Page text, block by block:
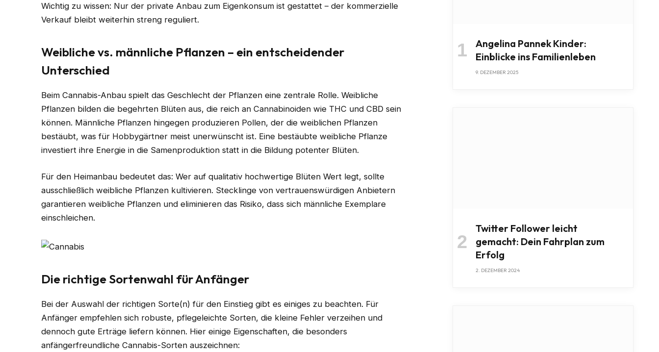
Wichtig zu wissen: Nur der private Anbau zum Eigenkonsum ist gestattet – der kommerzielle
Verkauf bleibt weiterhin streng reguliert.
Weibliche vs. männliche Pflanzen – ein entscheidender
Unterschied
Beim Cannabis-Anbau spielt das Geschlecht der Pflanzen eine zentrale Rolle. Weibliche
Pflanzen bilden die begehrten Blüten aus, die reich an Cannabinoiden wie THC und CBD sein
können. Männliche Pflanzen hingegen produzieren Pollen, der die weiblichen Pflanzen
bestäubt, was für Hobbygärtner meist unerwünscht ist. Eine bestäubte weibliche Pflanze
investiert ihre Energie in die Samenproduktion statt in die Bildung potenter Blüten.
Für den Heimanbau bedeutet das: Wer auf qualitativ hochwertige Blüten Wert legt, sollte
ausschließlich weibliche Pflanzen kultivieren. Stecklinge von vertrauenswürdigen Anbietern
garantieren weibliche Pflanzen und eliminieren das Risiko, dass sich männliche Exemplare
einschleichen.
Die richtige Sortenwahl für Anfänger
Bei der Auswahl der richtigen Sorte(n) für den Einstieg gibt es einiges zu beachten. Für
Anfänger empfehlen sich robuste, pflegeleichte Sorten, die kleine Fehler verzeihen und
dennoch gute Erträge liefern können. Hier einige Eigenschaften, die besonders
anfängerfreundliche Cannabis-Sorten auszeichnen:
Angelina Pannek Kinder:
Einblicke ins Familienleben
9. DEZEMBER 2025
Twitter Follower leicht
gemacht: Dein Fahrplan zum
Erfolg
2. DEZEMBER 2024